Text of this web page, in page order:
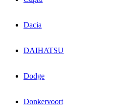
Dacia
DAIHATSU
Dodge
Donkervoort